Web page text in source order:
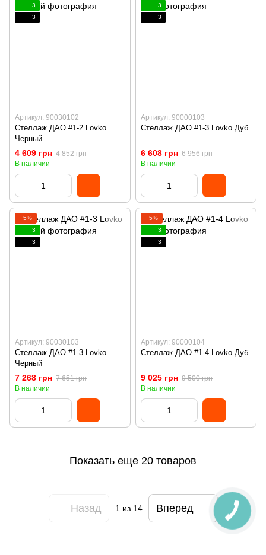
3
3
Артикул: 90030102
Стеллаж ДАО #1-2 Lovko
Черный
4 609 грн 4 852 грн
В наличии
3
3
Артикул: 90000103
Стеллаж ДАО #1-3 Lovko Дуб
6 608 грн 6 956 грн
В наличии
−5%
3
3
Артикул: 90030103
Стеллаж ДАО #1-3 Lovko
Черный
7 268 грн 7 651 грн
В наличии
−5%
3
3
Артикул: 90000104
Стеллаж ДАО #1-4 Lovko Дуб
9 025 грн 9 500 грн
В наличии
Показать еще 20 товаров
Назад 1из 14 Вперед